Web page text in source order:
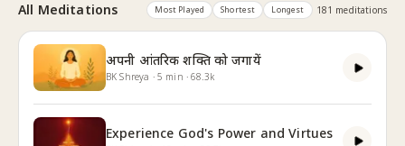
All Meditations Most Played Shortest Longest 181 meditations
अपनी आंतरिक शक्ति को जगायें
BK Shreya · 5 min ·68.3k
Experience God's Power and Virtues